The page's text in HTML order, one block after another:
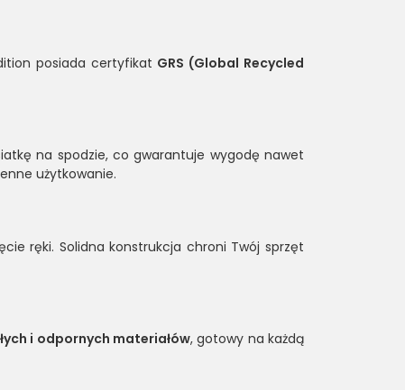
posiada certyfikat GRS (Global Recycled
na spodzie, co gwarantuje wygodę nawet
użytkowanie.
ręki. Solidna konstrukcja chroni Twój sprzęt
i odpornych materiałów, gotowy na każdą